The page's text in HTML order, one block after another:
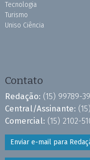
Tecnologia
Turismo
Uniso Ciência
Contato
Redação: (15) 99789-
Central/Assinante:
Comercial: (15) 2102-
Enviar e-mail para